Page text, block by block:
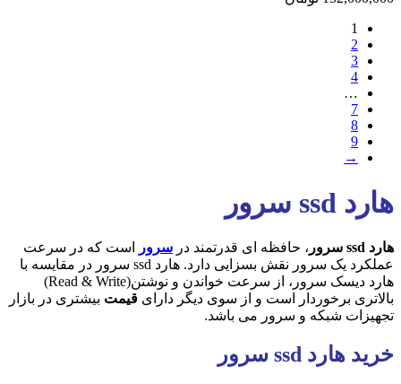
1
2
3
4
…
7
8
9
→
هارد ssd سرور
هارد ssd سرور ، حافظه ای قدرتمند در سرور
است که در سرعت
عملکرد یک سرور نقش بسزایی دارد. هارد ssd سرور در مقایسه با
هارد دیسک سرور، از سرعت خواندن و نوشتن(Read & Write)
بالاتری برخوردار است و از سوی دیگر دارای قیمت بیشتری در بازار
تجهیزات شبکه و سرور می باشد.
خرید هارد ssd سرور